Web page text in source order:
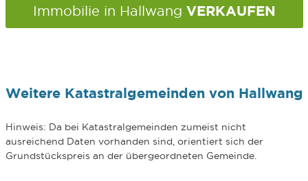
Immobilie in Hallwang VERKAUFEN
Weitere Katastralgemeinden von Hallwang
Hinweis: Da bei Katastralgemeinden zumeist nicht
ausreichend Daten vorhanden sind, orientiert sich der
Grundstückspreis an der übergeordneten Gemeinde.